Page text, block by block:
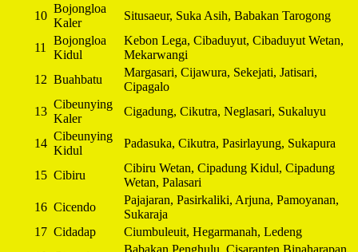
10
Bojongloa
Kaler
Situsaeur, Suka Asih, Babakan Tarogong
11
Bojongloa
Kidul
Kebon Lega, Cibaduyut, Cibaduyut Wetan,
Mekarwangi
12 Buahbatu
Margasari, Cijawura, Sekejati, Jatisari,
Cipagalo
13
Cibeunying
Kaler
Cigadung, Cikutra, Neglasari, Sukaluyu
14
Cibeunying
Kidul
Padasuka, Cikutra, Pasirlayung, Sukapura
15 Cibiru
Cibiru Wetan, Cipadung Kidul, Cipadung
Wetan, Palasari
16 Cicendo
Pajajaran, Pasirkaliki, Arjuna, Pamoyanan,
Sukaraja
17 Cidadap
Ciumbuleuit, Hegarmanah, Ledeng
Babakan Penghulu, Cisaranten Binaharapan,